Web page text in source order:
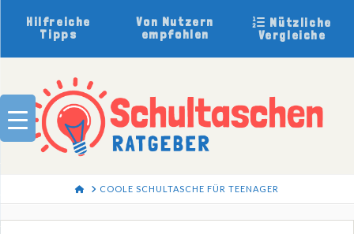
Hilfreiche
Tipps
Von Nutzern
empfohlen
Nützliche
Vergleiche
HOMECOOLE SCHULTASCHE FÜR TEENAGER